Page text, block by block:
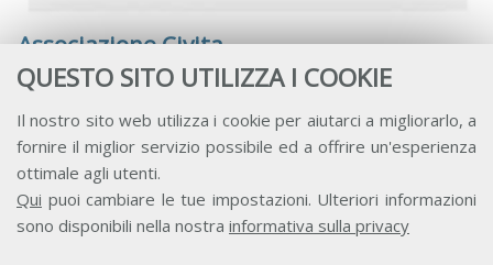
QUESTO SITO UTILIZZA I COOKIE
Il nostro sito web utilizza i cookie per aiutarci a migliorarlo, a
fornire il miglior servizio possibile ed a offrire un'esperienza
ottimale agli utenti.
Qui puoi cambiare le tue impostazioni. Ulteriori informazioni
sono disponibili nella nostra informativa sulla privacy
Associazione Civita